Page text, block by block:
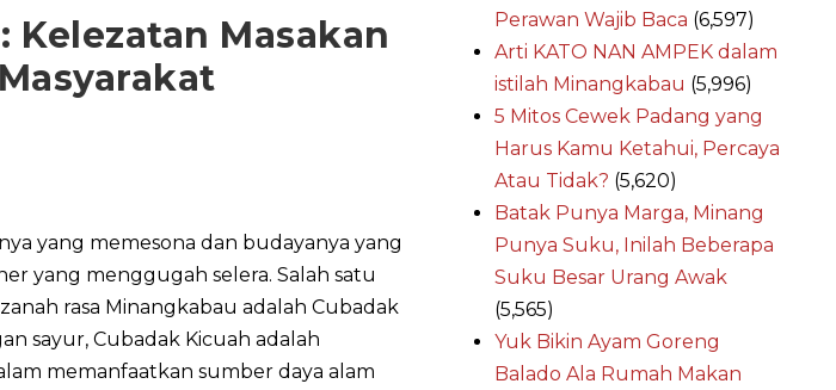
Kelezatan Masakan
yang memesona dan budayanya yang
yang menggugah selera. Salah satu
rasa Minangkabau adalah Cubadak
sayur, Cubadak Kicuah adalah
memanfaatkan sumber daya alam
Perawan Wajib Baca (6,597)
Arti KATO NAN AMPEK dalam
istilah Minangkabau (5,996)
5 Mitos Cewek Padang yang
Harus Kamu Ketahui, Percaya
Atau Tidak? (5,620)
Batak Punya Marga, Minang
Punya Suku, Inilah Beberapa
Suku Besar Urang Awak
(5,565)
Yuk Bikin Ayam Goreng
Balado Ala Rumah Makan